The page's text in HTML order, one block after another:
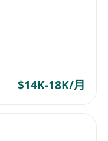
$14K-18K/月